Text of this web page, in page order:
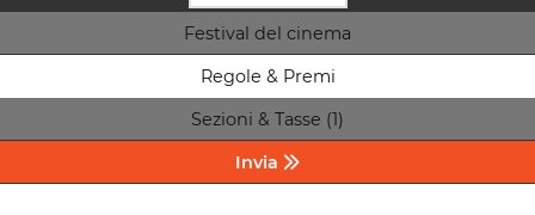
Festival del cinema
Regole & Premi
Sezioni & Tasse (1)
Invia